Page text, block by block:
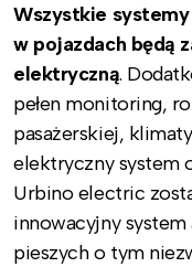
Wszystkie
w pojazdach będą
elektryczną.
pełen monitoring,
pasażerskiej,
elektryczny system
Urbino electric
innowacyjny
pieszych o tym